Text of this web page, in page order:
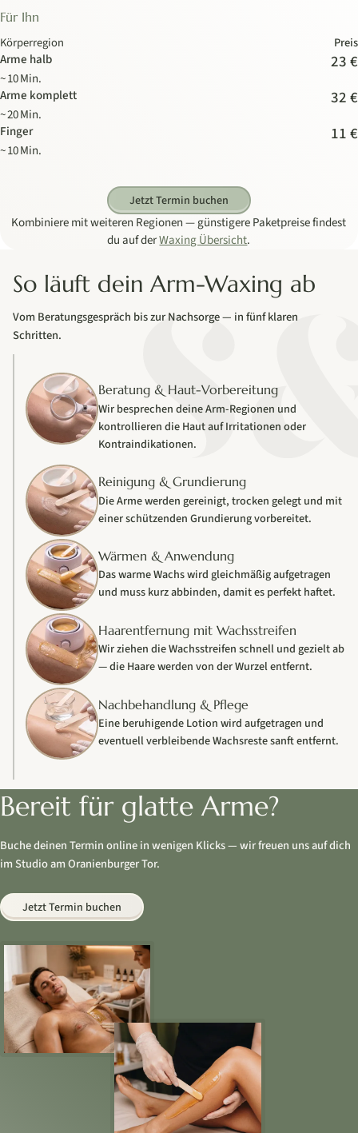
Für Ihn
Körperregion
Preis
Arme halb
~ 10 Min.
23 €
Arme komplett
~ 20 Min.
32 €
Finger
~ 10 Min.
11 €
Jetzt Termin buchen
Kombiniere mit weiteren Regionen — günstigere Paketpreise findest
du auf derWaxing Übersicht.
So läuft dein Arm-Waxing ab
Vom Beratungsgespräch bis zur Nachsorge — in fünf klaren
Schritten.
Beratung & Haut-Vorbereitung
Wir besprechen deine Arm-Regionen und
kontrollieren die Haut auf Irritationen oder
Kontraindikationen.
Reinigung & Grundierung
Die Arme werden gereinigt, trocken gelegt und mit
einer schützenden Grundierung vorbereitet.
Wärmen & Anwendung
Das warme Wachs wird gleichmäßig aufgetragen
und muss kurz abbinden, damit es perfekt haftet.
Haarentfernung mit Wachsstreifen
Wir ziehen die Wachsstreifen schnell und gezielt ab
— die Haare werden von der Wurzel entfernt.
Nachbehandlung & Pflege
Eine beruhigende Lotion wird aufgetragen und
eventuell verbleibende Wachsreste sanft entfernt.
Bereit für glatte Arme?
Buche deinen Termin online in wenigen Klicks — wir freuen uns auf dich
im Studio am Oranienburger Tor.
Jetzt Termin buchen